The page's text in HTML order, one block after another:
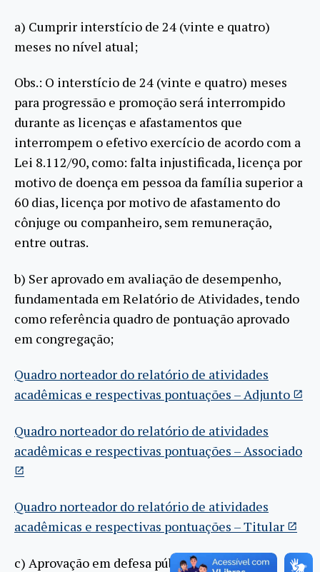
a) Cumprir interstício de 24 (vinte e quatro)
meses no nível atual;
Obs.: O interstício de 24 (vinte e quatro) meses
para progressão e promoção será interrompido
durante as licenças e afastamentos que
interrompem o efetivo exercício de acordo com a
Lei 8.112/90, como: falta injustificada, licença por
motivo de doença em pessoa da família superior a
60 dias, licença por motivo de afastamento do
cônjuge ou companheiro, sem remuneração,
entre outras.
b) Ser aprovado em avaliação de desempenho,
fundamentada em Relatório de Atividades, tendo
como referência quadro de pontuação aprovado
em congregação;
Quadro norteador do relatório de atividades
acadêmicas e respectivas pontuações – Adjunto
Quadro norteador do relatório de atividades
acadêmicas e respectivas pontuações – Associado
Quadro norteador do relatório de atividades
acadêmicas e respectivas pontuações – Titular
c) Aprovação em defesa pública de tese